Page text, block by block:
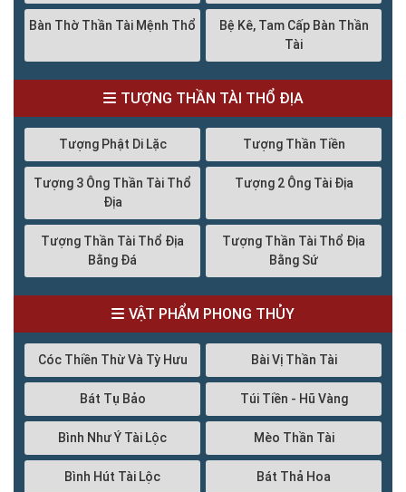
Bàn Thờ Thần Tài Mệnh Thổ
Bệ Kê, Tam Cấp Bàn Thần
Tài
TƯỢNG THẦN TÀI THỔ ĐỊA
Tượng Phật Di Lặc Tượng Thần Tiền
Tượng 3 Ông Thần Tài Thổ
Địa
Tượng 2 Ông Tài Địa
Tượng Thần Tài Thổ Địa
Bằng Đá
Tượng Thần Tài Thổ Địa
Bằng Sứ
VẬT PHẨM PHONG THỦY
Cóc Thiền Thừ Và Tỳ Hưu Bài Vị Thần Tài
Bát Tụ Bảo Túi Tiền - Hũ Vàng
Bình Như Ý Tài Lộc Mèo Thần Tài
Bình Hút Tài Lộc Bát Thả Hoa